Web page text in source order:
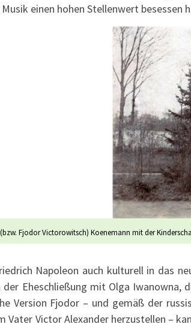
einen hohen Stellenwert besessen
Fjodor Victorowitsch) Koenemann mit der
Napoleon auch kulturell in das
der Eheschließung mit Olga Iwanowna,
Version Fjodor – und gemäß der
Vater Victor Alexander herzustellen –